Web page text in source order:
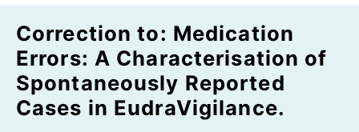
Correction to: Medication
Errors: A Characterisation of
Spontaneously Reported
Cases in EudraVigilance.